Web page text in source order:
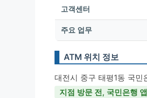
고객센터
주요 업무
ATM 위치 정보
대전시 중구 태평1동 국
지점 방문 전, 국민은행